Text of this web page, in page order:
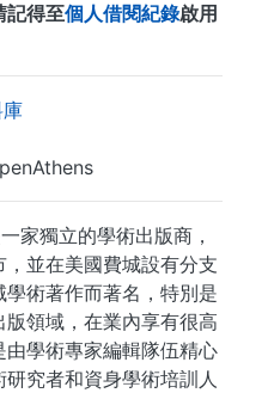
記得至個人借閱紀錄啟用
家獨立的學術出版商，
並在美國費城設有分支
術著作而著名，特別是
領域，在業內享有很高
學術專家編輯隊伍精心
究者和資身學術培訓人